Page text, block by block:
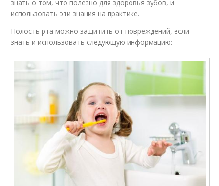
знать о том, что полезно для здоровья зубов, и
использовать эти знания на практике.
Полость рта можно защитить от повреждений, если
знать и использовать следующую информацию: